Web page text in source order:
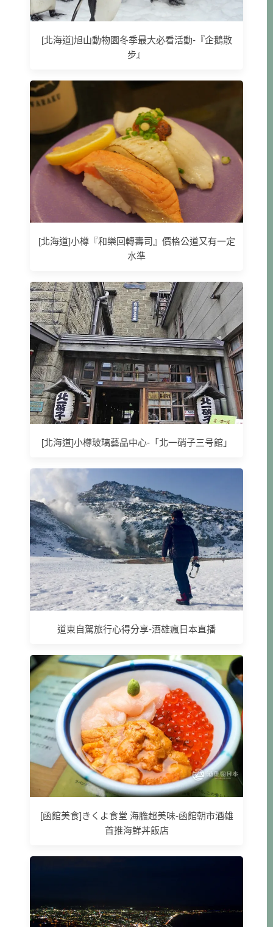
[北海道]旭山動物園冬季最大必看活動-『企鵝散
步』
[北海道]小樽『和樂回轉壽司』價格公道又有一定
水準
[北海道]小樽玻璃藝品中心-「北一硝子三号館」
道東自駕旅行心得分享-酒雄瘋日本直播
[函館美食]きくよ食堂 海膽超美味-函館朝市酒雄
首推海鮮丼飯店